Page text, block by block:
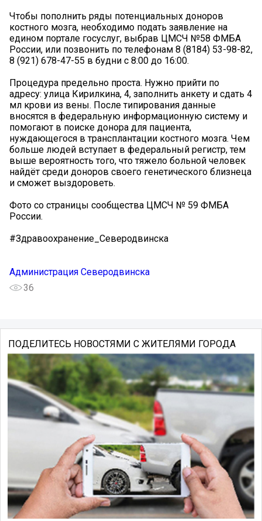
Чтобы пополнить ряды потенциальных доноров
костного мозга, необходимо подать заявление на
едином портале госуслуг, выбрав ЦМСЧ №58 ФМБА
России, или позвонить по телефонам 8 (8184) 53-98-82,
8 (921) 678-47-55 в будни с 8:00 до 16:00.
Процедура предельно проста. Нужно прийти по
адресу: улица Кирилкина, 4, заполнить анкету и сдать 4
мл крови из вены. После типирования данные
вносятся в федеральную информационную систему и
помогают в поиске донора для пациента,
нуждающегося в трансплантации костного мозга. Чем
больше людей вступает в федеральный регистр, тем
выше вероятность того, что тяжело больной человек
найдёт среди доноров своего генетического близнеца
и сможет выздороветь.
Фото со страницы сообщества ЦМСЧ № 59 ФМБА
России.
#Здравоохранение_Северодвинска
Администрация Северодвинска
36
ПОДЕЛИТЕСЬ НОВОСТЯМИ С ЖИТЕЛЯМИ ГОРОДА